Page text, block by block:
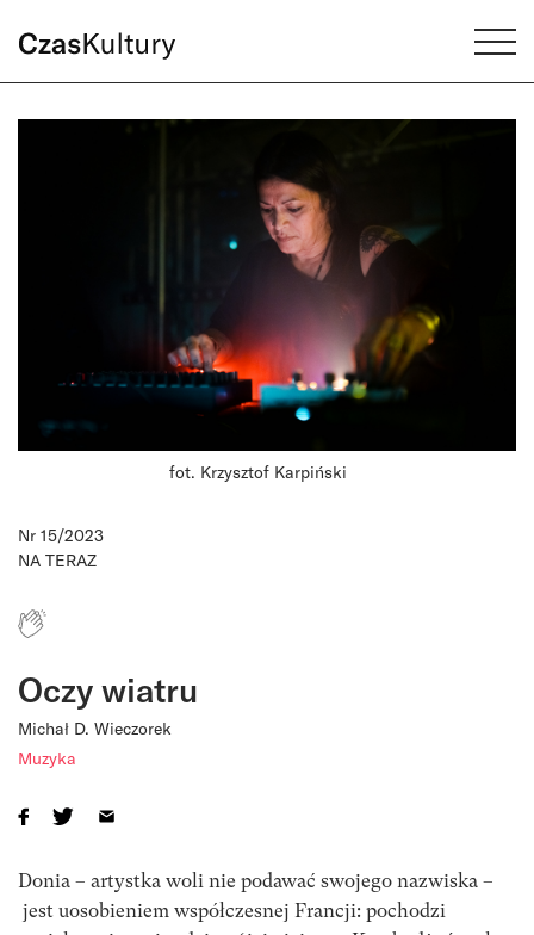
Nr 15/2023
NA TERAZ
Oczy wiatru
Michał D. Wieczorek
Muzyka
Donia – artystka woli nie podawać swojego nazwiska –
jest uosobieniem współczesnej Francji: pochodzi
fot. Krzysztof Karpiński